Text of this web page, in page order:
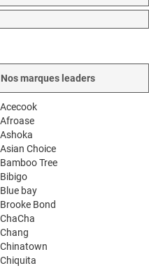
Nos marques leaders
Acecook
Afroase
Ashoka
Asian Choice
Bamboo Tree
Bibigo
Blue bay
Brooke Bond
ChaCha
Chang
Chinatown
Chiquita